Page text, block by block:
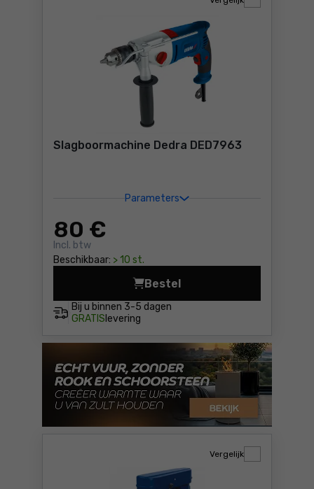
Slagboormachine Dedra DED7963
Parameters
80 €
Incl. btw
Beschikbaar: > 10 st.
Bij u binnen 3-5 dagen
GRATIS levering
Bestel
Slagboormachine Dedra
Vergelijk